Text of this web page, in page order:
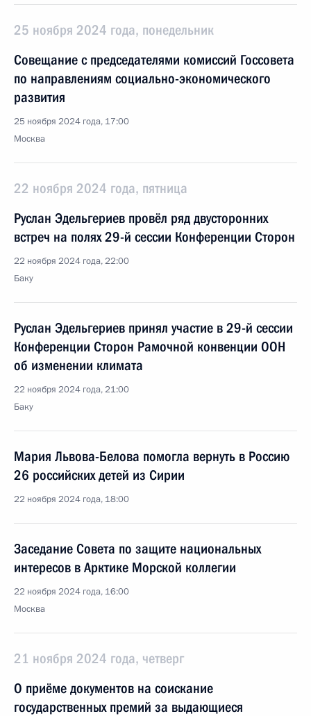
25 ноября 2024 года, понедельник
Совещание с председателями комиссий Госсовета
по направлениям социально-экономического
развития
25 ноября 2024 года, 17:00
Москва
22 ноября 2024 года, пятница
Руслан Эдельгериев провёл ряд двусторонних
встреч на полях 29-й сессии Конференции Сторон
22 ноября 2024 года, 22:00
Баку
Руслан Эдельгериев принял участие в 29-й сессии
Конференции Сторон Рамочной конвенции ООН
об изменении климата
22 ноября 2024 года, 21:00
Баку
Мария Львова-Белова помогла вернуть в Россию
26 российских детей из Сирии
22 ноября 2024 года, 18:00
Заседание Совета по защите национальных
интересов в Арктике Морской коллегии
22 ноября 2024 года, 16:00
Москва
21 ноября 2024 года, четверг
О приёме документов на соискание
государственных премий за выдающиеся